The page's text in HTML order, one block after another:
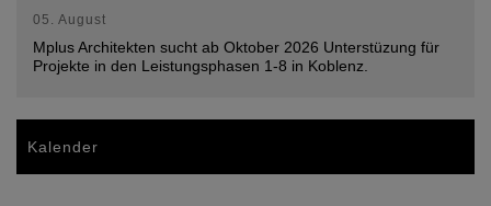
05. August
Mplus Architekten sucht ab Oktober 2026 Unterstüzung für
Projekte in den Leistungsphasen 1-8 in Koblenz.
Kalender